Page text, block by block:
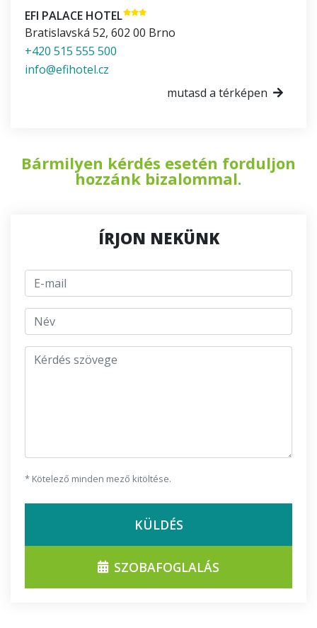
EFI PALACE HOTEL
Bratislavská 52, 602 00 Brno
+420 515 555 500
info@efihotel.cz
mutasd a térképen
Bármilyen kérdés esetén forduljon
hozzánk bizalommal.
ÍRJON NEKÜNK
E-mail
jmeno
Kérdés szövege
* Kötelező minden mező kitöltése.
KÜLDÉS
SZOBAFOGLALÁS